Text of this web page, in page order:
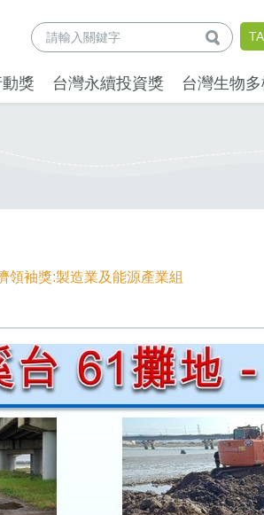
查詢
獎 台灣永續投資獎 台灣生物
領袖獎:製造業及能源產業組